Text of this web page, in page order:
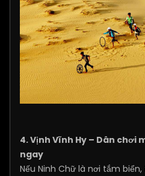
4. Vịnh Vĩnh Hy – Dân chơi
ngay
Nếu Ninh Chữ là nơi tắm